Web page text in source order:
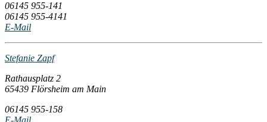
06145 955-141
06145 955-4141
E-Mail
Stefanie Zapf
Rathausplatz 2
65439 Flörsheim am Main
06145 955-158
E-Mail